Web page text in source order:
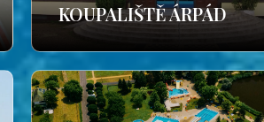
KOUPALIŠTĚ ÁRPÁD